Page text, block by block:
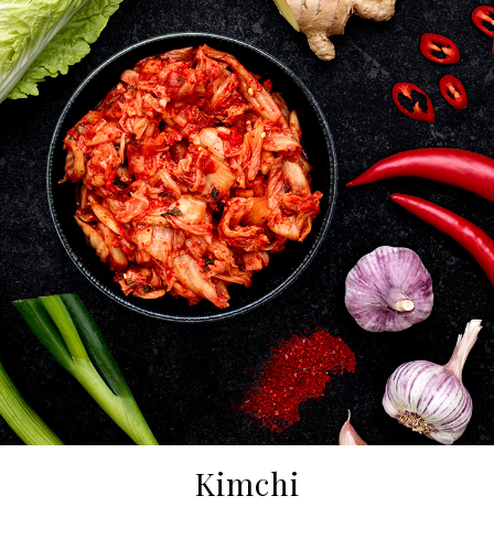
Kimchi